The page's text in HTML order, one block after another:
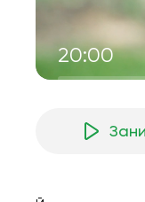
20:00